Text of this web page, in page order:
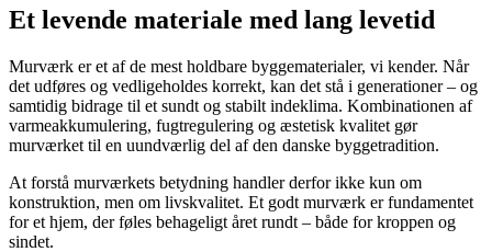
Et levende materiale med lang levetid
Murværk er et af de mest holdbare byggematerialer, vi kender. Når
det udføres og vedligeholdes korrekt, kan det stå i generationer – og
samtidig bidrage til et sundt og stabilt indeklima. Kombinationen af
varmeakkumulering, fugtregulering og æstetisk kvalitet gør
murværket til en uundværlig del af den danske byggetradition.
At forstå murværkets betydning handler derfor ikke kun om
konstruktion, men om livskvalitet. Et godt murværk er fundamentet
for et hjem, der føles behageligt året rundt – både for kroppen og
sindet.